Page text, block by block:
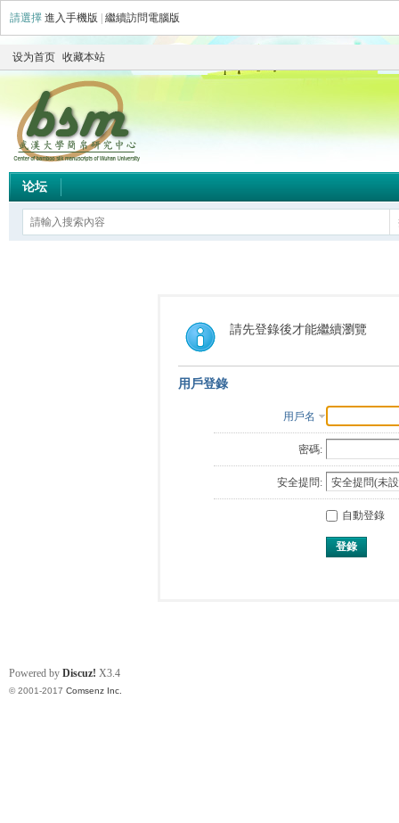
請選擇 進入手機版 繼續訪問電腦版
设为首页 收藏本站
论坛
請先登錄後才能繼續瀏覽
用戶登錄
用戶名
密碼:
安全提問:
自動登錄
登錄
Powered by Discuz! X3.4
© 2001-2017 Comsenz Inc.